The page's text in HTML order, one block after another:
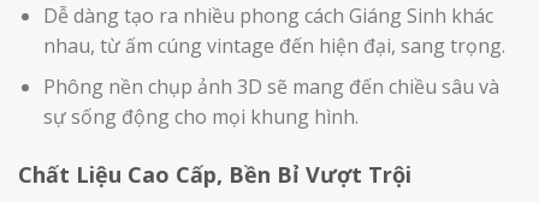
Dễ dàng tạo ra nhiều phong cách Giáng Sinh khác
nhau, từ ấm cúng vintage đến hiện đại, sang trọng.
Phông nền chụp ảnh 3D sẽ mang đến chiều sâu và
sự sống động cho mọi khung hình.
Chất Liệu Cao Cấp, Bền Bỉ Vượt Trội